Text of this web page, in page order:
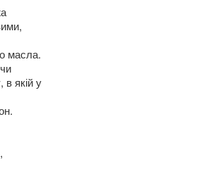
масла.
якій у